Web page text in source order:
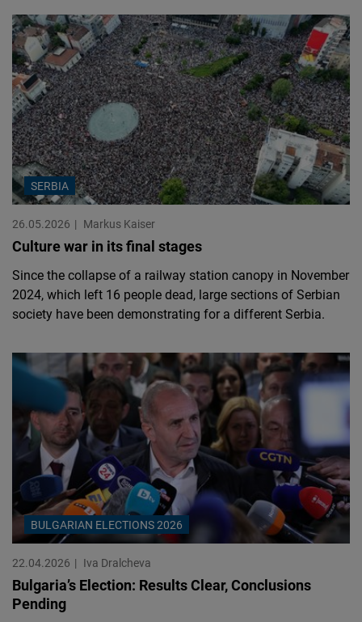
SERBIA
26.05.2026 Markus Kaiser
Culture war in its final stages
Since the collapse of a railway station canopy in November
2024, which left 16 people dead, large sections of Serbian
society have been demonstrating for a different Serbia.
BULGARIAN ELECTIONS 2026
22.04.2026 Iva Dralcheva
Bulgaria’s Election: Results Clear, Conclusions
Pending